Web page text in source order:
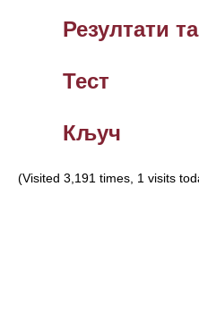
Резултати
Тест
Кључ
(Visited 3,191 times, 1 visits